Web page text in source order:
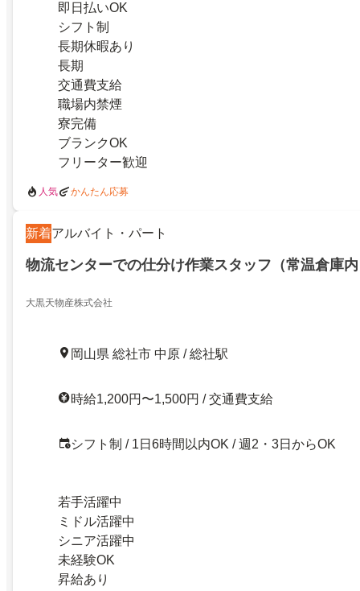
即日払いOK
シフト制
長期休暇あり
長期
交通費支給
職場内禁煙
寮完備
ブランクOK
フリーター歓迎
人気 かんたん応募
新着アルバイト・パート
物流センターでの仕分け作業スタッフ（常温倉庫
大黒天物産株式会社
岡山県 総社市 中原 / 総社駅
時給1,200円〜1,500円 / 交通費支給
シフト制 / 1日6時間以内OK / 週2・3日からOK
若手活躍中
ミドル活躍中
シニア活躍中
未経験OK
昇給あり